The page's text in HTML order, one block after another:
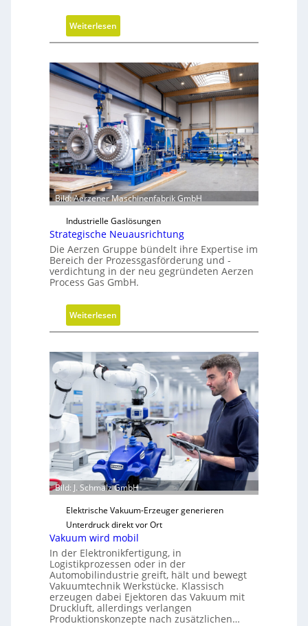
W
e
k
z
e
u
g
b
a
u
p
r
o
z
e
s
s
e
Weiterlesen
H
b
r
i
d
e
G
r
e
i
f
r
a
l
s
E
z
e
n
z
t
r
e
i
b
e
r
Bild: Aerzener Maschinenfabrik GmbH
Industrielle Gaslösungen
Strategische Neuausrichtung
Die Aerzen Gruppe bündelt ihre Expertise im
Bereich der Prozessgasförderung und -
verdichtung in der neu gegründeten Aerzen
Process Gas GmbH.
Weiterlesen
S
r
a
t
e
g
i
s
c
h
e
e
u
a
u
s
r
i
c
Bild: J. Schmalz GmbH
Elektrische Vakuum-Erzeuger generieren
Unterdruck direkt vor Ort
Vakuum wird mobil
In der Elektronikfertigung, in
Logistikprozessen oder in der
Automobilindustrie greift, hält und bewegt
Vakuumtechnik Werkstücke. Klassisch
erzeugen dabei Ejektoren das Vakuum mit
Druckluft, allerdings verlangen
Produktionskonzepte nach zusätzlichen…